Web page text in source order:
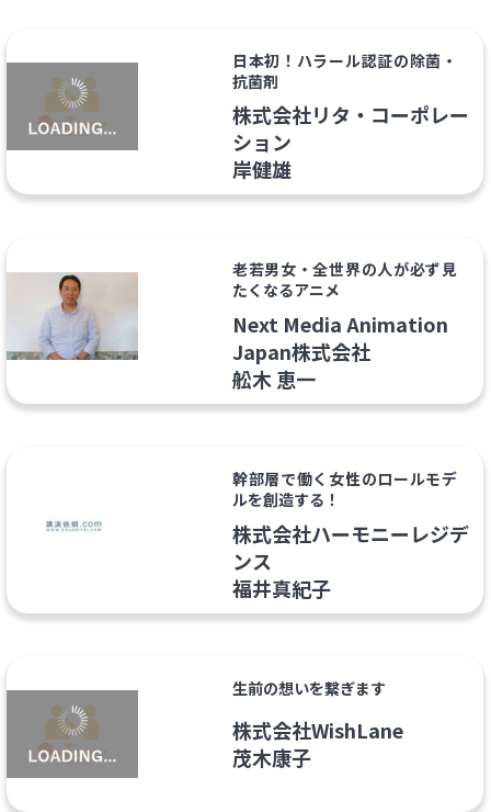
日本初！ハラール認証の除菌・
抗菌剤
株式会社リタ・コーポレー
ション
岸健雄
老若男女・全世界の人が必ず見
たくなるアニメ
Next Media Animation
Japan株式会社
舩木 恵一
幹部層で働く女性のロールモデ
ルを創造する！
株式会社ハーモニーレジデ
ンス
福井真紀子
生前の想いを繋ぎます
株式会社WishLane
茂木康子